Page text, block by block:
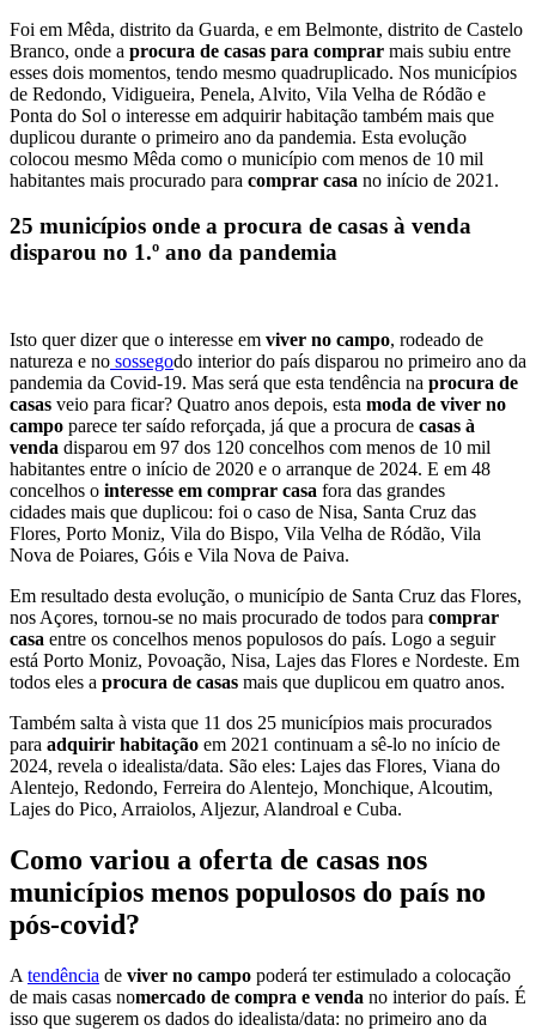
Foi em Mêda, distrito da Guarda, e em Belmonte, distrito de Castelo
Branco, onde a procura de casas para comprar mais subiu entre
esses dois momentos, tendo mesmo quadruplicado. Nos municípios
de Redondo, Vidigueira, Penela, Alvito, Vila Velha de Ródão e
Ponta do Sol o interesse em adquirir habitação também mais que
duplicou durante o primeiro ano da pandemia. Esta evolução
colocou mesmo Mêda como o município com menos de 10 mil
habitantes mais procurado para comprar casa no início de 2021.
25 municípios onde a procura de casas à venda
disparou no 1.º ano da pandemia
Isto quer dizer que o interesse em viver no campo, rodeado de
natureza e no sossegodo interior do país disparou no primeiro ano da
pandemia da Covid-19. Mas será que esta tendência na procura de
casas veio para ficar? Quatro anos depois, esta moda de viver no
campo parece ter saído reforçada, já que a procura de casas à
venda disparou em 97 dos 120 concelhos com menos de 10 mil
habitantes entre o início de 2020 e o arranque de 2024. E em 48
concelhos o interesse em comprar casa fora das grandes
cidades mais que duplicou: foi o caso de Nisa, Santa Cruz das
Flores, Porto Moniz, Vila do Bispo, Vila Velha de Ródão, Vila
Nova de Poiares, Góis e Vila Nova de Paiva.
Em resultado desta evolução, o município de Santa Cruz das Flores,
nos Açores, tornou-se no mais procurado de todos para comprar
casa entre os concelhos menos populosos do país. Logo a seguir
está Porto Moniz, Povoação, Nisa, Lajes das Flores e Nordeste. Em
todos eles a procura de casas mais que duplicou em quatro anos.
Também salta à vista que 11 dos 25 municípios mais procurados
para adquirir habitação em 2021 continuam a sê-lo no início de
2024, revela o idealista/data. São eles: Lajes das Flores, Viana do
Alentejo, Redondo, Ferreira do Alentejo, Monchique, Alcoutim,
Lajes do Pico, Arraiolos, Aljezur, Alandroal e Cuba.
Como variou a oferta de casas nos
municípios menos populosos do país no
pós-covid?
A tendência de viver no campo poderá ter estimulado a colocação
de mais casas nomercado de compra e venda no interior do país. É
isso que sugerem os dados do idealista/data: no primeiro ano da